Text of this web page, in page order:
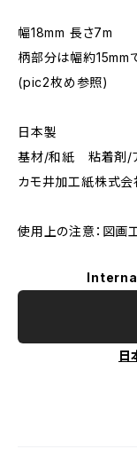
幅18mm 長さ7m
柄部分は幅約15mm
(pic2枚め参照)
日本製
基材/和紙 粘着剤/
カモ井加工紙株式会
使用上の注意：図画
日